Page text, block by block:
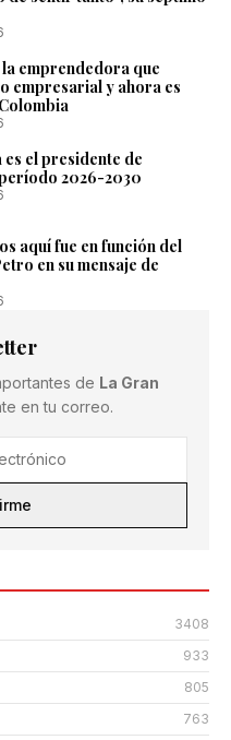
emprendedora que
empresarial y ahora es
el presidente de
2026-2030
aquí fue en función del
en su mensaje de
3408
933
805
763
de La Gran
en tu correo.